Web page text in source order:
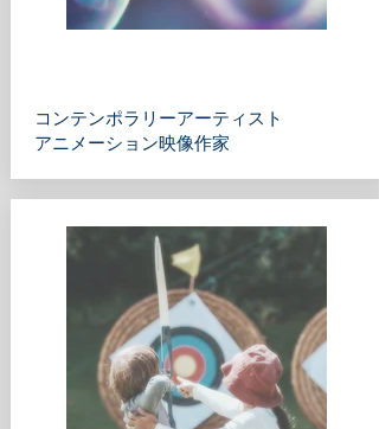
コンテンポラリーアーティスト
アニメーション映像作家